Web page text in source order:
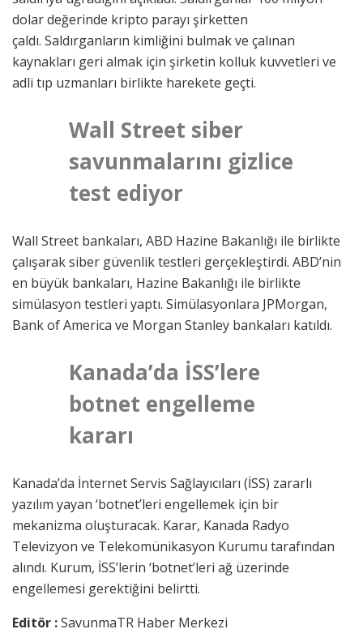
dolar değerinde kripto parayı şirketten
çaldı. Saldırganların kimliğini bulmak ve çalınan
kaynakları geri almak için şirketin kolluk kuvvetleri ve
adli tıp uzmanları birlikte harekete geçti.
Wall Street siber
savunmalarını gizlice
test ediyor
Wall Street bankaları, ABD Hazine Bakanlığı ile birlikte
çalışarak siber güvenlik testleri gerçekleştirdi. ABD’nin
en büyük bankaları, Hazine Bakanlığı ile birlikte
simülasyon testleri yaptı. Simülasyonlara JPMorgan,
Bank of America ve Morgan Stanley bankaları katıldı.
Kanada’da İSS’lere
botnet engelleme
kararı
Kanada’da İnternet Servis Sağlayıcıları (İSS) zararlı
yazılım yayan ‘botnet’leri engellemek için bir
mekanizma oluşturacak. Karar, Kanada Radyo
Televizyon ve Telekomünikasyon Kurumu tarafından
alındı. Kurum, İSS’lerin ‘botnet’leri ağ üzerinde
engellemesi gerektiğini belirtti.
Editör :SavunmaTR Haber Merkezi